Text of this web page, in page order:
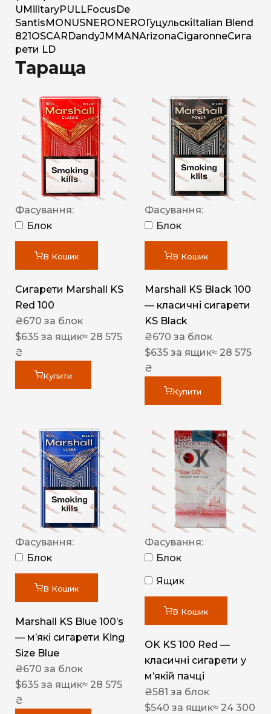
U MilitaryPULLFocus De
Santis MONUSNERO NERO Гуцульскі Italian Blend
821 OSCAR DandyJM MANArizonaCigaronneСига
рети LD
Тараща
Фасування:
Блок
В Кошик
Сигарети Marshall KS
Red 100
₴670 за блок
$635 за ящик≈ 28 575
₴
Купити
Фасування:
Блок
В Кошик
Marshall KS Black 100
— класичні сигарети
KS Black
₴670 за блок
$635 за ящик≈ 28 575
₴
Купити
Фасування:
Блок
В Кошик
Marshall KS Blue 100’s
— м’які сигарети King
Size Blue
₴670 за блок
$635 за ящик≈ 28 575
₴
Фасування:
Блок
Ящик
В Кошик
OK KS 100 Red —
класичні сигарети у
м’якій пачці
₴581 за блок
$540 за ящик≈ 24 300